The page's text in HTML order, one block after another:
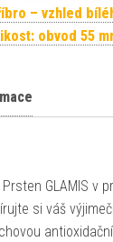
– vzhled
obvod 55
GLAMIS v
si váš